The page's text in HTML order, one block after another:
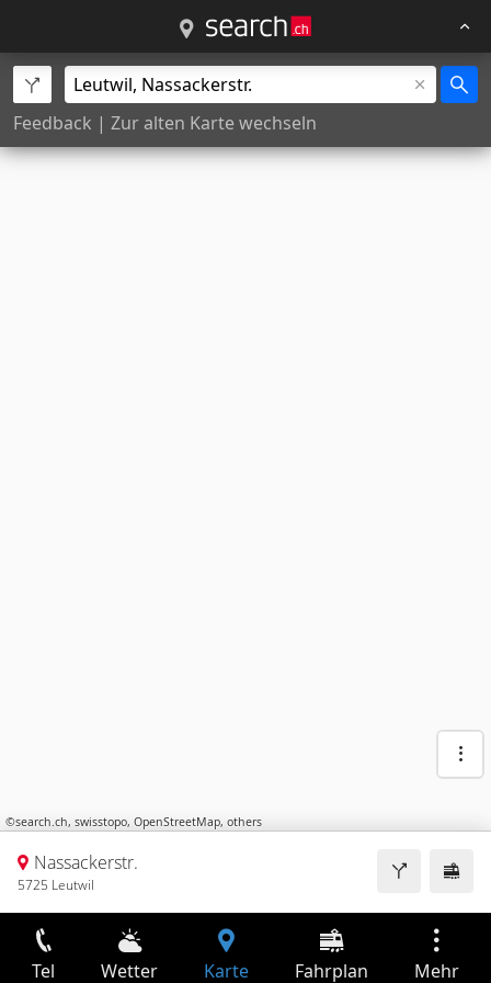
Feedback | Zur alten Karte wechseln
©search.ch, swisstopo, OpenStreetMap, others
Nassackerstr.
5725 Leutwil
Tel Wetter Karte Fahrplan Mehr